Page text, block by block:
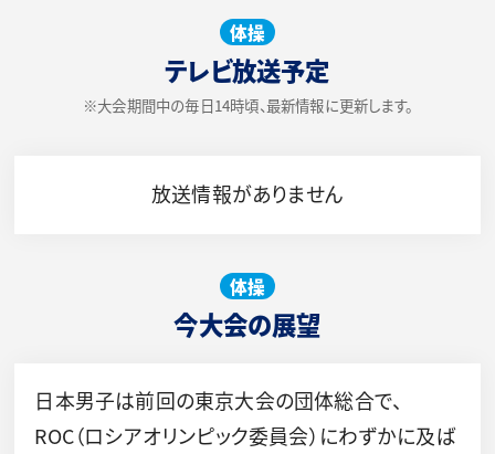
体操
テレビ放送予定
※大会期間中の毎日14時頃、最新情報に更新します。
放送情報がありません
体操
今大会の展望
日本男子は前回の東京大会の団体総合で、
ROC（ロシアオリンピック委員会）にわずかに及ば